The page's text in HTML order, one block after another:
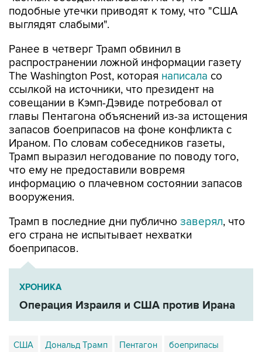
подобные утечки приводят к тому, что "США
выглядят слабыми".
Ранее в четверг Трамп обвинил в
распространении ложной информации газету
The Washington Post, которая написала со
ссылкой на источники, что президент на
совещании в Кэмп-Дэвиде потребовал от
главы Пентагона объяснений из-за истощения
запасов боеприпасов на фоне конфликта с
Ираном. По словам собеседников газеты,
Трамп выразил негодование по поводу того,
что ему не предоставили вовремя
информацию о плачевном состоянии запасов
вооружения.
Трамп в последние дни публично заверял, что
его страна не испытывает нехватки
боеприпасов.
ХРОНИКА
Операция Израиля и США против Ирана
США Дональд Трамп Пентагон боеприпасы